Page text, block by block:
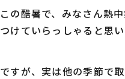
この酷暑で、みなさん熱
つけていらっしゃると思い
ですが、実は他の季節で